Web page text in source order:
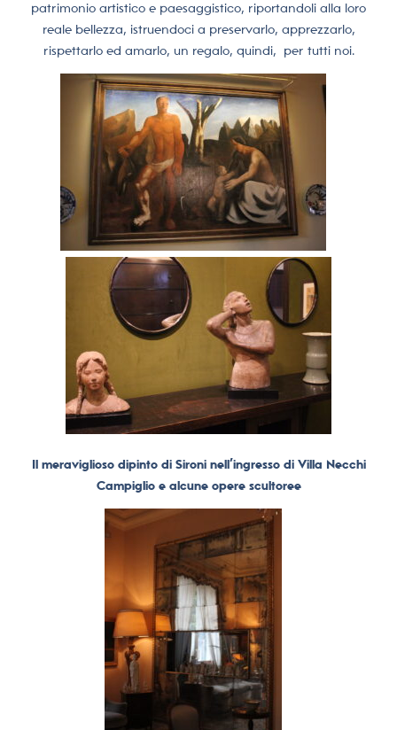
patrimonio artistico e paesaggistico, riportandoli alla loro
reale bellezza, istruendoci a preservarlo, apprezzarlo,
rispettarlo ed amarlo, un regalo, quindi,
per tutti noi.
Il meraviglioso dipinto di Sironi nell’ingresso di Villa Necchi
Campiglio e alcune opere scultoree